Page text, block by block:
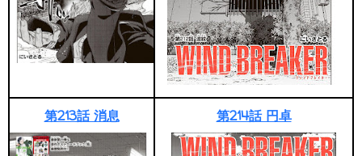
第213話 消息 第214話 円卓